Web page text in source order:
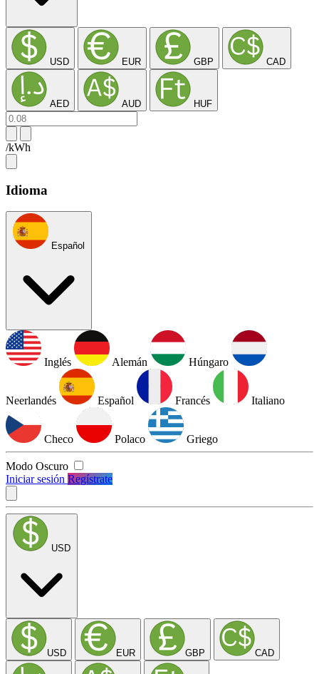
USD EUR GBP CAD
AED AUD HUF
/kWh
Idioma
Español
Inglés Alemán Húngaro
Neerlandés Español Francés Italiano
Checo Polaco Griego
Modo Oscuro
Iniciar sesión Regístrate
USD
USD EUR GBP CAD